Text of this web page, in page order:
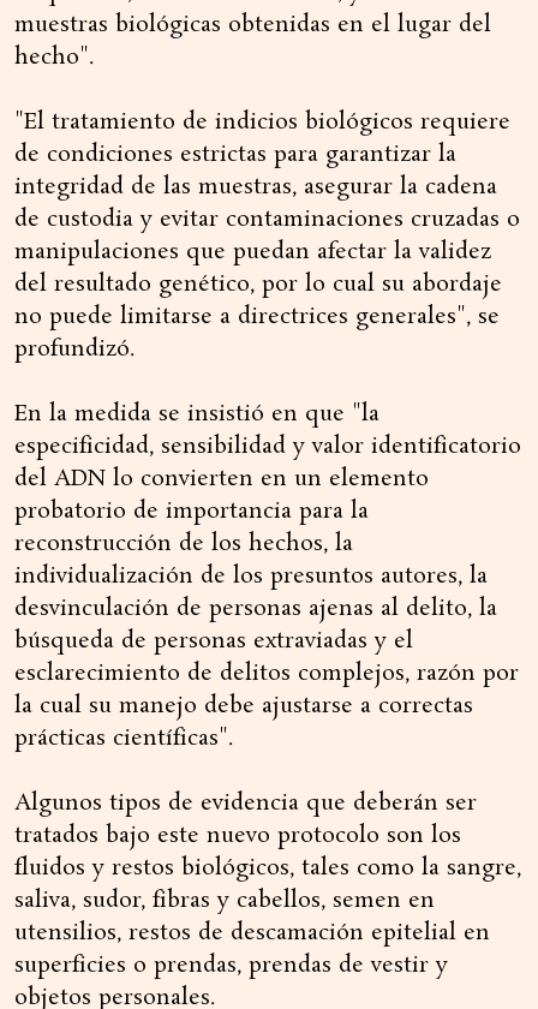
muestras biológicas obtenidas en el lugar del
hecho".
"El tratamiento de indicios biológicos requiere
de condiciones estrictas para garantizar la
integridad de las muestras, asegurar la cadena
de custodia y evitar contaminaciones cruzadas o
manipulaciones que puedan afectar la validez
del resultado genético, por lo cual su abordaje
no puede limitarse a directrices generales", se
profundizó.
En la medida se insistió en que "la
especificidad, sensibilidad y valor identificatorio
del ADN lo convierten en un elemento
probatorio de importancia para la
reconstrucción de los hechos, la
individualización de los presuntos autores, la
desvinculación de personas ajenas al delito, la
búsqueda de personas extraviadas y el
esclarecimiento de delitos complejos, razón por
la cual su manejo debe ajustarse a correctas
prácticas científicas".
Algunos tipos de evidencia que deberán ser
tratados bajo este nuevo protocolo son los
fluidos y restos biológicos, tales como la sangre,
saliva, sudor, fibras y cabellos, semen en
utensilios, restos de descamación epitelial en
superficies o prendas, prendas de vestir y
objetos personales.